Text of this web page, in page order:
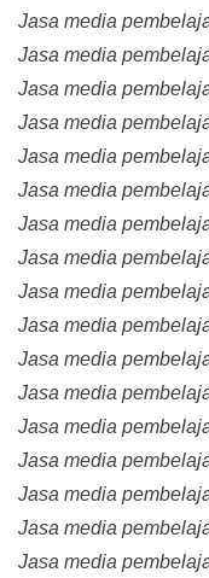
Jasa media
Jasa media
Jasa media
Jasa media
Jasa media
Jasa media
Jasa media
Jasa media
Jasa media
Jasa media
Jasa media
Jasa media
Jasa media
Jasa media
Jasa media
Jasa media
Jasa media